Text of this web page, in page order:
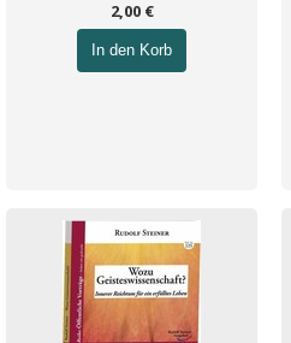
2,00 €
In den Korb